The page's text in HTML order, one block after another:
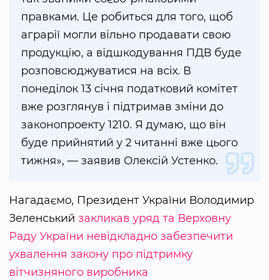
правками. Це робиться для того, щоб
аграрії могли вільно продавати свою
продукцію, а відшкодування ПДВ буде
розповсюджуватися на всіх. В
понеділок 13 січня податковий комітет
вже розглянув і підтримав зміни до
законопроекту 1210. Я думаю, що він
буде прийнятий у 2 читанні вже цього
тижня», — заявив Олексій Устенко.
Нагадаємо, Президент України Володимир
Зеленський закликав уряд та Верховну
Раду України невідкладно забезпечити
ухвалення закону про підтримку
вітчизняного виробника